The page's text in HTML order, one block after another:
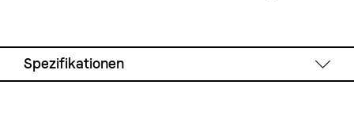
Spezifikationen